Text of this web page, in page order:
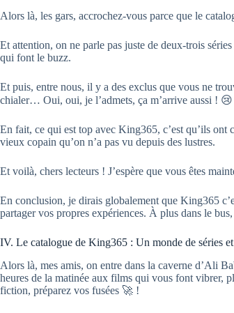
Alors là, les gars, accrochez-vous parce que le
Et attention, on ne parle pas juste de deux-trois
qui font le buzz.
Et puis, entre nous, il y a des exclus que vous ne
chialer… Oui, oui, je l’admets, ça m’arrive aussi ! 😢
En fait, ce qui est top avec King365, c’est qu’ils
vieux copain qu’on n’a pas vu depuis des lustres.
Et voilà, chers lecteurs ! J’espère que vous êtes
En conclusion, je dirais globalement que King365
partager vos propres expériences. À plus dans le
IV. Le catalogue de King365 : Un monde de séries
Alors là, mes amis, on entre dans la caverne d’Ali
heures de la matinée aux films qui vous font vibrer,
fiction, préparez vos fusées 🚀 !